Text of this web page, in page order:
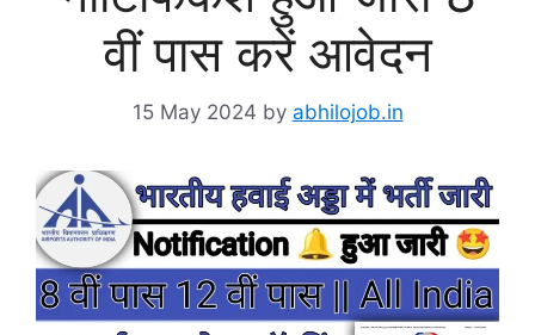
वीं पास करें आवेदन
15 May 2024 by abhilojob.in